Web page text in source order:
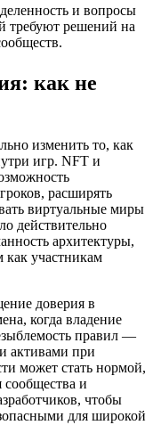
и вопросы
требуют решений на
как не
изменить то, как
игр. NFT и
расширять
виртуальные миры
действительно
архитектуры,
как участникам
доверия в
когда владение
правил —
активами при
может стать нормой,
сообщества и
чтобы
для широкой